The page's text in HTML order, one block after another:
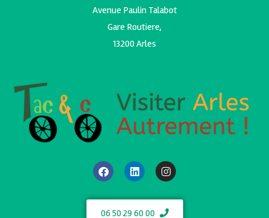
Avenue Paulin Talabot
Gare Routiere,
13200 Arles
06 50 29 60 00